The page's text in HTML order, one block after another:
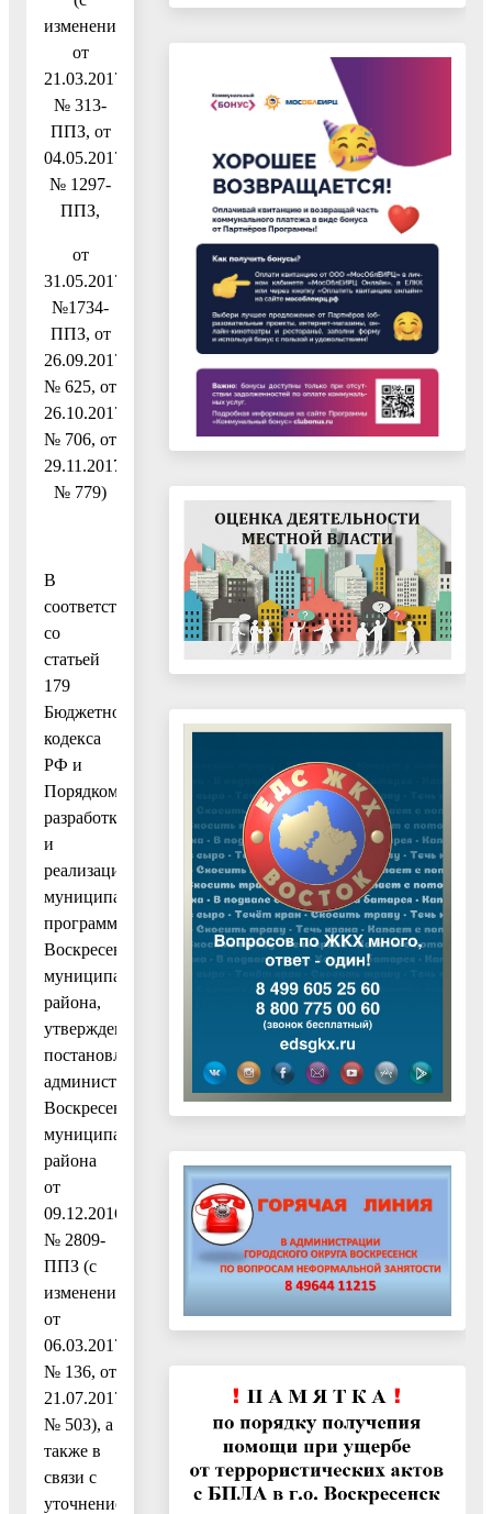
изменениями
от
21.03.2017
№ 313-
ППЗ, от
04.05.2017
№ 1297-
ППЗ,
от
31.05.2017
№1734-
ППЗ, от
26.09.2017
№ 625, от
26.10.2017
№ 706, от
29.11.2017
№ 779)
В
соответствии
со
статьей
179
Бюджетного
кодекса
РФ и
Порядком
разработки
и
реализации
муниципальных
программ
Воскресенского
муниципального
района,
утвержденным
постановлением
администрации
Воскресенского
муниципального
района
от
09.12.2016
№ 2809-
ППЗ (с
изменениями
от
06.03.2017
№ 136, от
21.07.2017
№ 503), а
также в
связи с
уточнением